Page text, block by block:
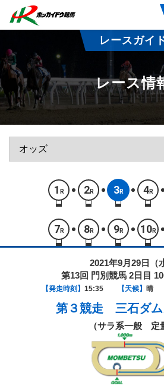
レースガイ
レース情
1 R 2R 3R 4R
7 R 8R 9R 10R
2021年9月29日（
第13回 門別競馬 2日目
【発走時刻】 15:35 【天候】 晴
第３競走 三石ダ
（サラ系一般 定